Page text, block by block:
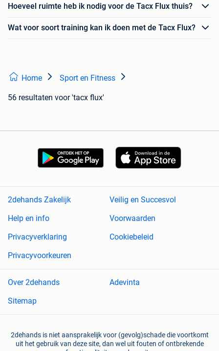
Hoeveel ruimte heb ik nodig voor de Tacx Flux thuis?
Wat voor soort training kan ik doen met de Tacx Flux?
Home Sport en Fitness
56 resultaten voor 'tacx flux'
2dehands Zakelijk
Veilig en Succesvol
Help en info
Voorwaarden
Privacyverklaring
Cookiebeleid
Privacyvoorkeuren
Over 2dehands
Adevinta
Sitemap
2dehands is niet aansprakelijk voor (gevolg)schade die voortkomt
uit het gebruik van deze site, dan wel uit fouten of ontbrekende